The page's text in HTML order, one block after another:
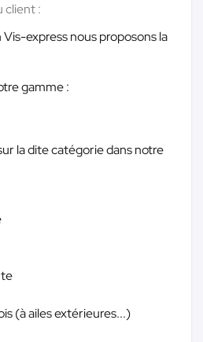
client :
express nous proposons la
gamme :
la dite catégorie dans notre
(à ailes extérieures...)